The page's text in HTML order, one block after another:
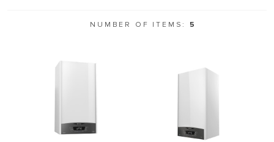
NUMBER OF ITEMS: 5